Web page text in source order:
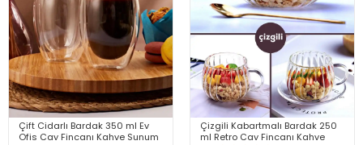
Çift Cidarlı Bardak 350 ml Ev
Ofis Çay Fincanı Kahve Sunum
Çizgili Kabartmalı Bardak 250
ml Retro Çay Fincanı Kahve